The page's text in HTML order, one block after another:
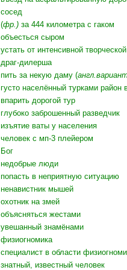
сосед
(фр.) за 444 километра с гаком
объесться сыром
устать от интенсивной
драг-дилерша
пить за некую даму (
густо населённый турками район
впарить дорогой тур
глубоко заброшенный разведчик
изъятие ваты у населения
человек с мп-3 плейером
Бог
недобрые люди
попасть в неприятную ситуацию
ненавистник мышей
охотник на змей
объясняться жестами
увешанный знамёнами
физиогномика
специалист в области
знатный, известный человек